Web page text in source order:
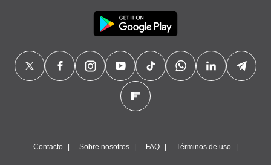
Contacto Sobre nosotros FAQ Términos de uso